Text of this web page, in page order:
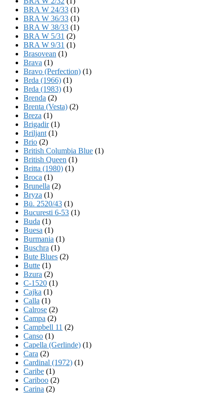
BRA W 24/33 (1)
BRA W 36/33 (1)
BRA W 38/33 (1)
BRA W 5/31 (2)
BRA W 9/31 (1)
Brasovean (1)
Brava (1)
Bravo (Perfection) (1)
Brda (1966) (1)
Brda (1983) (1)
Brenda (2)
Brenta (Vesta) (2)
Breza (1)
Brigadir(1)
Briljant (1)
Brio (2)
British Columbia Blue (1)
British Queen (1)
Britta (1980) (1)
Broca (1)
Brunella (2)
Bryza (1)
Bü. 2520/43 (1)
Bucuresti 6-53 (1)
Buda (1)
Buesa (1)
Burmania (1)
Buschra (1)
Bute Blues (2)
Butte (1)
Bzura (2)
C-1520 (1)
Cajka (1)
Calla (1)
Calrose (2)
Campa (2)
Campbell 11 (2)
Canso (1)
Capella (Gerlinde) (1)
Cara (2)
Cardinal (1972) (1)
Caribe (1)
Cariboo (2)
Carina (2)